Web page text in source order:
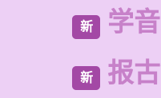
新 学
新 报